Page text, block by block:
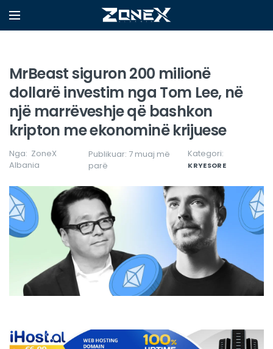
MrBeast siguron 200 milionë
dollarë investim nga Tom Lee, në
një marrëveshje që bashkon
kripton me ekonominë krijuese
Nga: ZoneX
Albania
Publikuar: 7 muaj më
parë
Kategori:
KRYESORE